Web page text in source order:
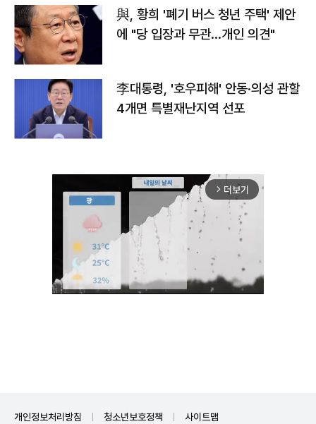
與, 황희 '폐기 버스 청년 주택' 제안
에 "당 입장과 무관…개인 의견"
李대통령, '호우피해' 안동·의성 관할
4개면 특별재난지역 선포
arrow_forward_ios 더보기
개인정보처리방침 청소년보호정책 사이트맵